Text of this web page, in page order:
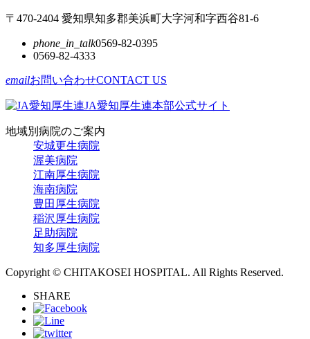
〒470-2404 愛知県知多郡美浜町大字河和字西谷81-6
phone_in_talk0569-82-0395
0569-82-4333
emailお問い合わせCONTACT US
JA愛知厚生連本部公式サイト
地域別病院のご案内
安城更生病院
渥美病院
江南厚生病院
海南病院
豊田厚生病院
稲沢厚生病院
足助病院
知多厚生病院
Copyright © CHITAKOSEI HOSPITAL. All Rights Reserved.
SHARE